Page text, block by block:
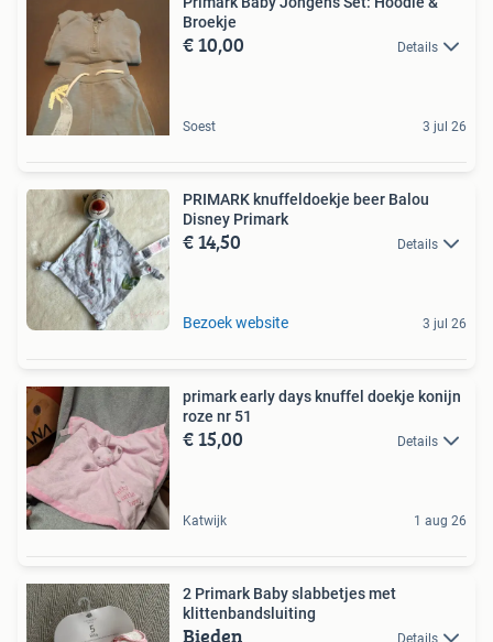
Broekje
€ 10,00 Details
Soest 3 jul 26
PRIMARK knuffeldoekje beer Balou
Disney Primark
€ 14,50 Details
Bezoek website 3 jul 26
primark early days knuffel doekje konijn
roze nr 51
€ 15,00 Details
Katwijk 1 aug 26
2 Primark Baby slabbetjes met
klittenbandsluiting
Bieden Details